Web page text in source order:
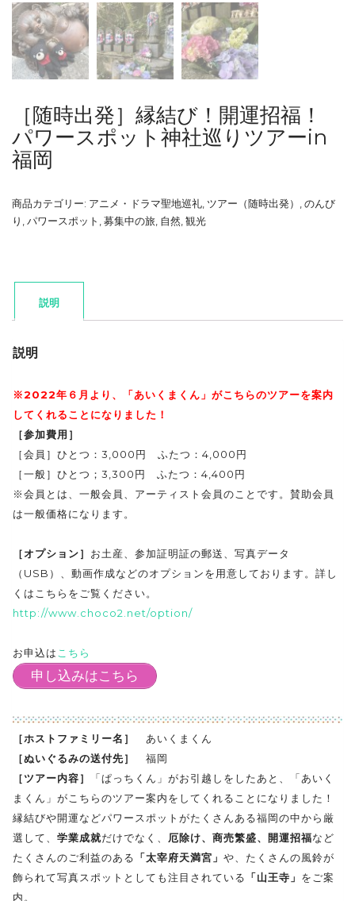
［随時出発］縁結び！開運招福！
パワースポット神社巡りツアーin
福岡
商品カテゴリー: アニメ・ドラマ聖地巡礼 ツアー（随時出発）
のんび
り パワースポット 募集中の旅 自然 観光
説明
説明
※2022年６月より、「あいくまくん」がこちらのツアーを案内
してくれることになりました！
［参加費用］
［会員］ひとつ：3,000円 ふたつ：4,000円
［一般］ひとつ；3,300円 ふたつ：4,400円
※会員とは、一般会員、アーティスト会員のことです。賛助会員
は一般価格になります。
［オプション］ お土産、参加証明証の郵送、写真データ
（USB）、動画作成などのオプションを用意しております。詳し
くはこちらをご覧ください。
http://www.choco2.net/option/
お申込は こちら
申し込みはこちら
［ホストファミリー名］
あいくまくん
［ぬいぐるみの送付先］
福岡
［ツアー内容］
「ぱっちくん」がお引越しをしたあと、「あいく
まくん」がこちらのツアー案内をしてくれることになりました！
縁結びや開運などパワースポットがたくさんある福岡の中から厳
選して、 学業成就だけでなく、 厄除け、商売繁盛、開運招福など
たくさんのご利益のある 「太宰府天満宮」 や、たくさんの風鈴が
飾られて写真スポットとしても注目されている 「山王寺」 をご案
内。